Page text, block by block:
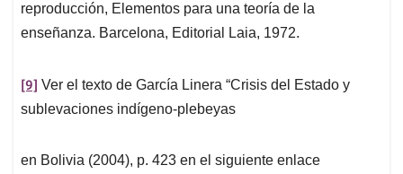
reproducción, Elementos para una teoría de la
enseñanza. Barcelona, Editorial Laia, 1972.
[9] Ver el texto de García Linera “Crisis del Estado y
sublevaciones indígeno-plebeyas
en Bolivia (2004), p. 423 en el siguiente enlace